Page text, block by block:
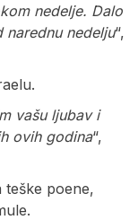
nedelje. Dalo
nedelju“,
vašu ljubav i
ovih godina“,
teške poene,